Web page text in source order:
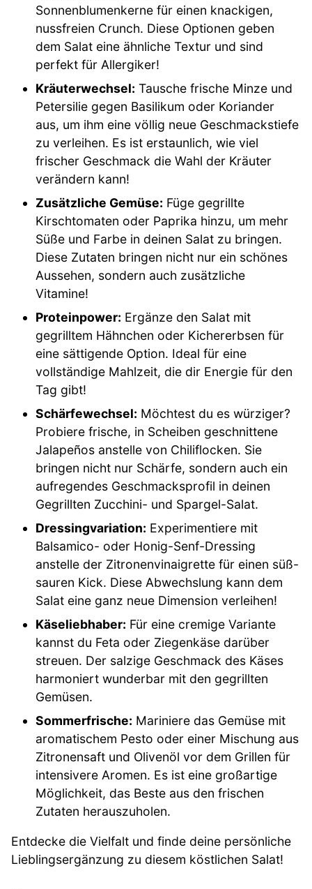
Sonnenblumenkerne für einen knackigen,
nussfreien Crunch. Diese Optionen geben
dem Salat eine ähnliche Textur und sind
perfekt für Allergiker!
Kräuterwechsel: Tausche frische Minze und
Petersilie gegen Basilikum oder Koriander
aus, um ihm eine völlig neue Geschmackstiefe
zu verleihen. Es ist erstaunlich, wie viel
frischer Geschmack die Wahl der Kräuter
verändern kann!
Zusätzliche Gemüse: Füge gegrillte
Kirschtomaten oder Paprika hinzu, um mehr
Süße und Farbe in deinen Salat zu bringen.
Diese Zutaten bringen nicht nur ein schönes
Aussehen, sondern auch zusätzliche
Vitamine!
Proteinpower: Ergänze den Salat mit
gegrilltem Hähnchen oder Kichererbsen für
eine sättigende Option. Ideal für eine
vollständige Mahlzeit, die dir Energie für den
Tag gibt!
Schärfewechsel: Möchtest du es würziger?
Probiere frische, in Scheiben geschnittene
Jalapeños anstelle von Chiliflocken. Sie
bringen nicht nur Schärfe, sondern auch ein
aufregendes Geschmacksprofil in deinen
Gegrillten Zucchini- und Spargel-Salat.
Dressingvariation: Experimentiere mit
Balsamico- oder Honig-Senf-Dressing
anstelle der Zitronenvinaigrette für einen süß-
sauren Kick. Diese Abwechslung kann dem
Salat eine ganz neue Dimension verleihen!
Käseliebhaber: Für eine cremige Variante
kannst du Feta oder Ziegenkäse darüber
streuen. Der salzige Geschmack des Käses
harmoniert wunderbar mit den gegrillten
Gemüsen.
Sommerfrische: Mariniere das Gemüse mit
aromatischem Pesto oder einer Mischung aus
Zitronensaft und Olivenöl vor dem Grillen für
intensivere Aromen. Es ist eine großartige
Möglichkeit, das Beste aus den frischen
Zutaten herauszuholen.
Entdecke die Vielfalt und finde deine persönliche
Lieblingsergänzung zu diesem köstlichen Salat!